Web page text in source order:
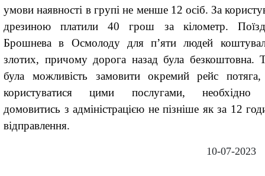
умови наявності в групі не менше 12 осіб. За
дрезиною платили 40 грош за кілометр.
Брошнева в Осмолоду для п’яти людей
злотих, причому дорога назад була безкоштовна.
була можливість замовити окремий рейс
користуватися цими послугами, необхідно
домовитись з адміністрацією не пізніше як за 12
відправлення.
10-07-2023